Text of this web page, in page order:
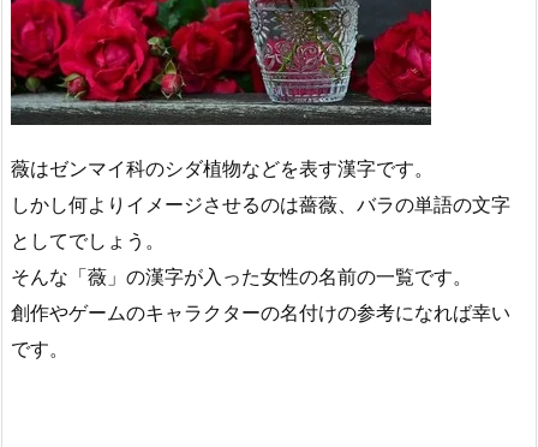
薇はゼンマイ科のシダ植物などを表す漢字です。
しかし何よりイメージさせるのは薔薇、バラの単語の文字
としてでしょう。
そんな「薇」の漢字が入った女性の名前の一覧です。
創作やゲームのキャラクターの名付けの参考になれば幸い
です。